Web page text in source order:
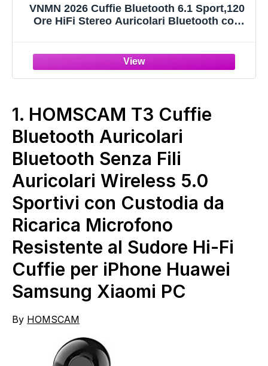
VNMN 2026 Cuffie Bluetooth 6.1 Sport,120
Ore HiFi Stereo Auricolari Bluetooth con
Ear Senza Fili LED Display per Running
1. HOMSCAM T3 Cuffie
Bluetooth Auricolari
Bluetooth Senza Fili
Auricolari Wireless 5.0
Sportivi con Custodia da
Ricarica Microfono
Resistente al Sudore Hi-Fi
Cuffie per iPhone Huawei
Samsung Xiaomi PC
By HOMSCAM